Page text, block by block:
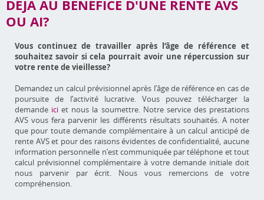
DÉJÀ AU BÉNÉFICE D'UNE RENTE AVS
OU AI?
Vous continuez de travailler après l’âge de référence et
souhaitez savoir si cela pourrait avoir une répercussion sur
votre rente de vieillesse?
Demandez un calcul prévisionnel après l’âge de référence en cas de
poursuite de l’activité lucrative. Vous pouvez télécharger la
demande ici et nous la soumettre. Notre service des prestations
AVS vous fera parvenir les différents résultats souhaités. A noter
que pour toute demande complémentaire à un calcul anticipé de
rente AVS et pour des raisons évidentes de confidentialité, aucune
information personnelle n’est communiquée par téléphone et tout
calcul prévisionnel complémentaire à votre demande initiale doit
nous parvenir par écrit. Nous vous remercions de votre
compréhension.